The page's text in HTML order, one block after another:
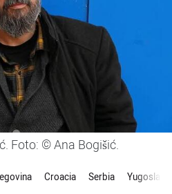
Foto: © Ana Bogišić.
Croacia Serbia Yugoslavia